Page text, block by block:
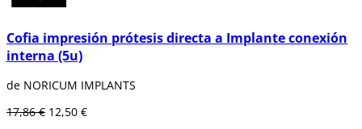
Cofia impresión prótesis directa a Implante conexión
interna (5u)
de NORICUM IMPLANTS
17,86 € 12,50 €